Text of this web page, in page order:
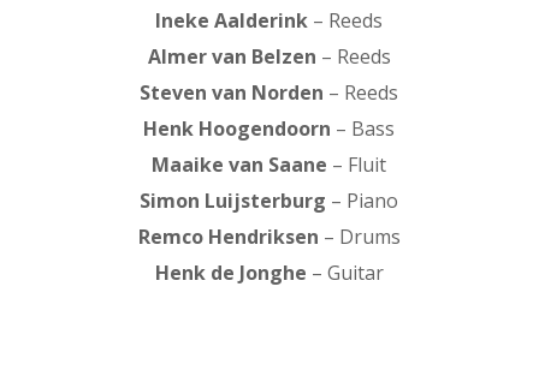
Ineke Aalderink – Reeds
Almer van Belzen – Reeds
Steven van Norden – Reeds
Henk Hoogendoorn – Bass
Maaike van Saane – Fluit
Simon Luijsterburg – Piano
Remco Hendriksen – Drums
Henk de Jonghe – Guitar